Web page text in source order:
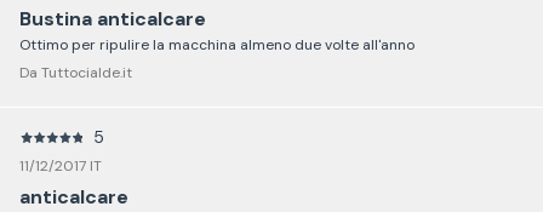
Bustina anticalcare
Ottimo per ripulire la macchina almeno due volte all'anno
Da Tuttocialde.it
5
11/12/2017 IT
anticalcare